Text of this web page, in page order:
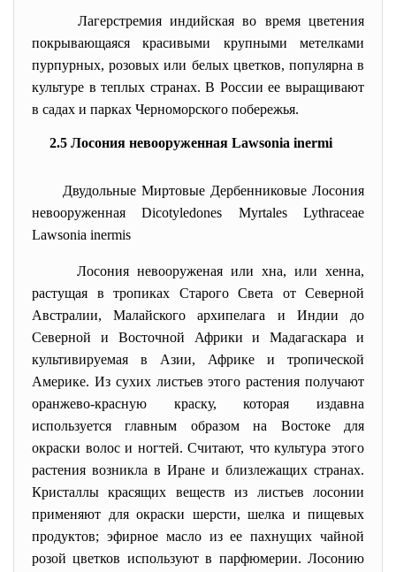
Лагерстремия индийская во время цветения
покрывающаяся красивыми крупными метелками
пурпурных, розовых или белых цветков, популярна в
культуре в теплых странах. В России ее выращивают
в садах и парках Черноморского побережья.
2.5 Лосония невооруженная Lawsonia inermi
Двудольные Миртовые Дербенниковые Лосония
невооруженнаяDicotyledones Myrtales
Lythraceae
Lawsonia inermis
Лосония невооруженая или хна, или хенна,
растущая в тропиках Старого Света от Северной
Австралии, Малайского архипелага и Индии до
Северной и Восточной Африки и Мадагаскара и
культивируемая в Азии, Африке и тропической
Америке. Из сухих листьев этого растения получают
оранжево-красную краску, которая издавна
используется главным образом на Востоке для
окраски волос и ногтей. Считают, что культура этого
растения возникла в Иране и близлежащих странах.
Кристаллы красящих веществ из листьев лосонии
применяют для окраски шерсти, шелка и пищевых
продуктов; эфирное масло из ее пахнущих чайной
розой цветков используют в парфюмерии. Лосонию